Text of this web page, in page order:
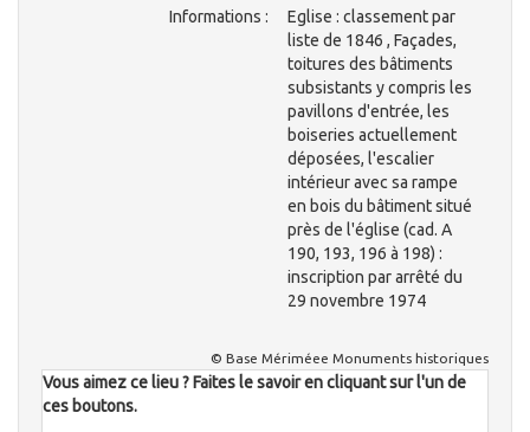
Informations :
Eglise : classement par
liste de 1846 , Façades,
toitures des bâtiments
subsistants y compris les
pavillons d'entrée, les
boiseries actuellement
déposées, l'escalier
intérieur avec sa rampe
en bois du bâtiment situé
près de l'église (cad. A
190, 193, 196 à 198) :
inscription par arrêté du
29 novembre 1974
© Base Mériméee Monuments historiques
Vous aimez ce lieu ? Faites le savoir en cliquant sur l'un de
ces boutons.